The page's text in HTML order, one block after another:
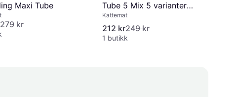
Maxi Tube
279 kr
Tube 5 Mix 5 varianter
0.45kg
Kattemat
212 kr249 kr
1 butikk